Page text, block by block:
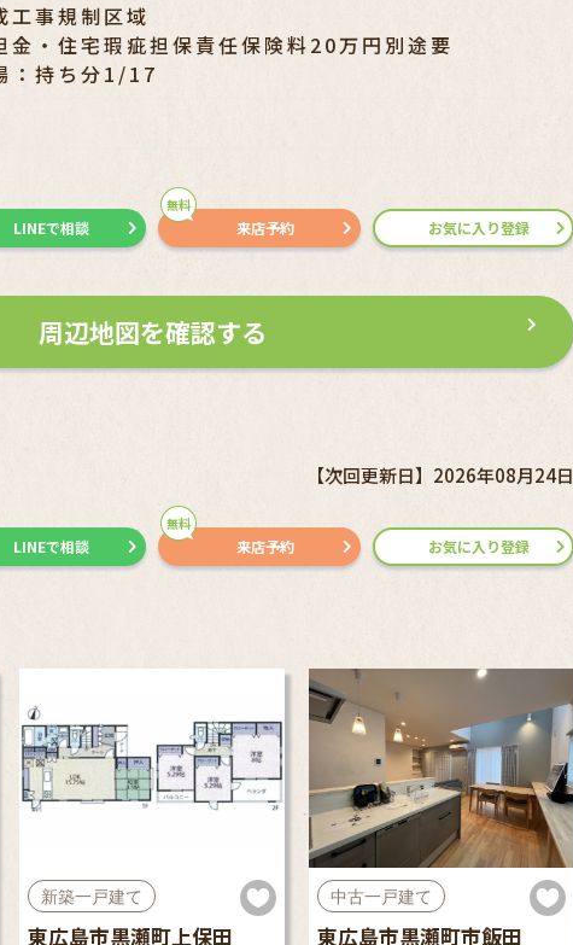
工事規制区域
金・住宅瑕疵担保責任保険料20万円別途要
：持ち分1/17
LINEで相談
無料
来店予約 お気に入り登録
周辺地図を確認する
【次回更新日】2026年08月24日
LINEで相談
無料
来店予約 お気に入り登録
新築一戸建て
東広島市黒瀬町上保田
中古一戸建て
東広島市黒瀬町市飯田